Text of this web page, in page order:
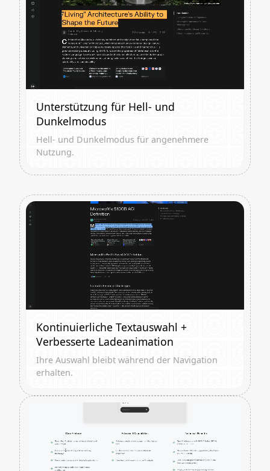
Unterstützung für Hell- und
Dunkelmodus
Hell- und Dunkelmodus für angenehmere
Nutzung.
Kontinuierliche Textauswahl +
Verbesserte Ladeanimation
Ihre Auswahl bleibt während der Navigation
erhalten.